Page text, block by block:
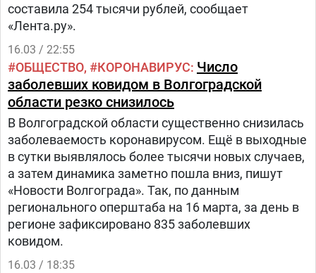
составила 254 тысячи рублей, сообщает
«Лента.ру».
16.03 / 22:55
ОБЩЕСТВО КОРОНАВИРУС Число
заболевших ковидом в Волгоградской
области резко снизилось
В Волгоградской области существенно снизилась
заболеваемость коронавирусом. Ещё в выходные
в сутки выявлялось более тысячи новых случаев,
а затем динамика заметно пошла вниз, пишут
«Новости Волгограда». Так, по данным
регионального оперштаба на 16 марта, за день в
регионе зафиксировано 835 заболевших
ковидом.
16.03 / 18:35